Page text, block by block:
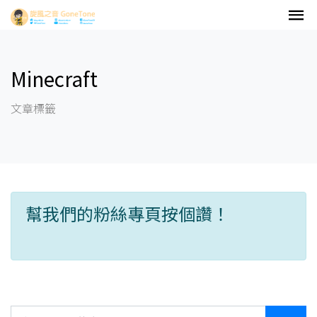
Minecraft
文章標籤
幫我們的粉絲專頁按個讚！